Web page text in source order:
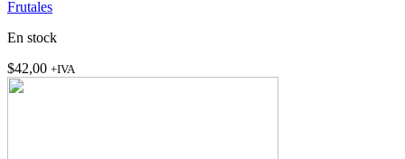
Frutales
En stock
$42,00 +IVA